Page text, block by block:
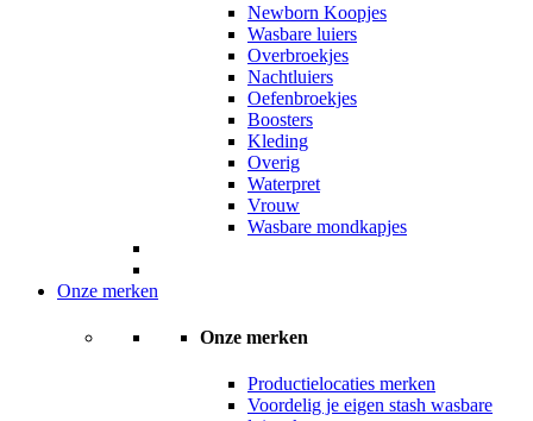
Newborn Koopjes
Wasbare luiers
Overbroekjes
Nachtluiers
Oefenbroekjes
Boosters
Kleding
Overig
Waterpret
Vrouw
Wasbare mondkapjes
Onze merken
Onze merken
Productielocaties merken
Voordelig je eigen stash wasbare